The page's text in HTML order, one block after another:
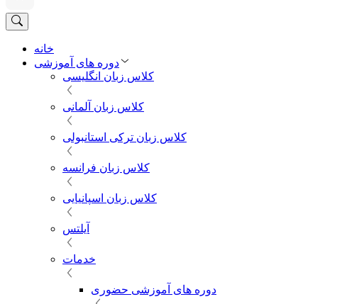
خانه
دوره های آموزشی
کلاس زبان انگلیسی
کلاس زبان آلمانی
کلاس زبان ترکی استانبولی
کلاس زبان فرانسه
کلاس زبان اسپانیایی
آیلتس
خدمات
دوره های آموزشی حضوری